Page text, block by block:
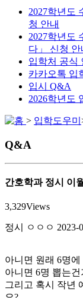
2027학년도
청 안내
2027학년도
다」 신청 안
입학처 공식
카카오톡 입
입시 Q&A
2026학년도
> 입학도우미
Q&A
간호학과 정시 이
3,329Views
정시 ㅇㅇㅇ 2023-
아니면 원래 6명
아니면 6명 뽑는건
그리고 혹시 작년